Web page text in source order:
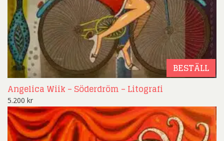
BESTÄLL
Angelica Wiik – Söderdröm – Litografi
5.200 kr